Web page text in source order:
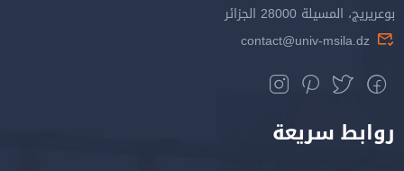
بوعريريج، المسيلة 28000 الجزائر
contact@univ-msila.dz
روابط سريعة